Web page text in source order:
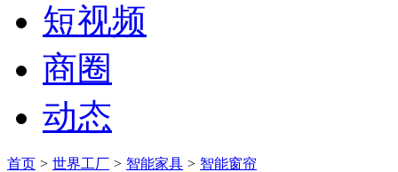
短视频
商圈
动态
首页 > 世界工厂 > 智能家具 > 智能窗帘